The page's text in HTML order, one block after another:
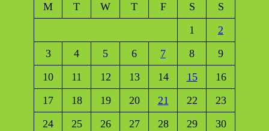
M
T W T F S
S
1
2
3
4 5 6 7 8
9
10
11 12 13 14 15
16
17
18 19 20 21 22
23
24
25 26 27 28 29
30